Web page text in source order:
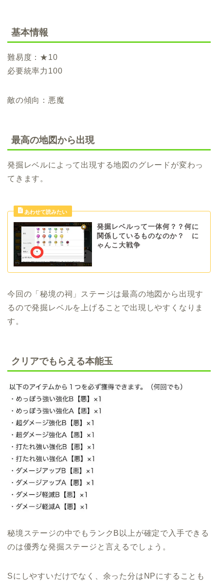
基本情報
難易度：★10
必要統率力100
敵の傾向：悪魔
最高の地図から出現
発掘レベルによって出現する地図のグレードが変わっ
てきます。
発掘レベルって一体何？？何に
関係しているものなのか？ に
ゃんこ大戦争
今回の「秘境の祠」ステージは最高の地図から出現す
るので発掘レベルを上げることで出現しやすくなりま
す。
クリアでもらえる本能玉
秘境ステージの中でもランクB以上が確定で入手できる
のは優秀な発掘ステージと言えるでしょう。
Sにしやすいだけでなく、余った分はNPにすることも